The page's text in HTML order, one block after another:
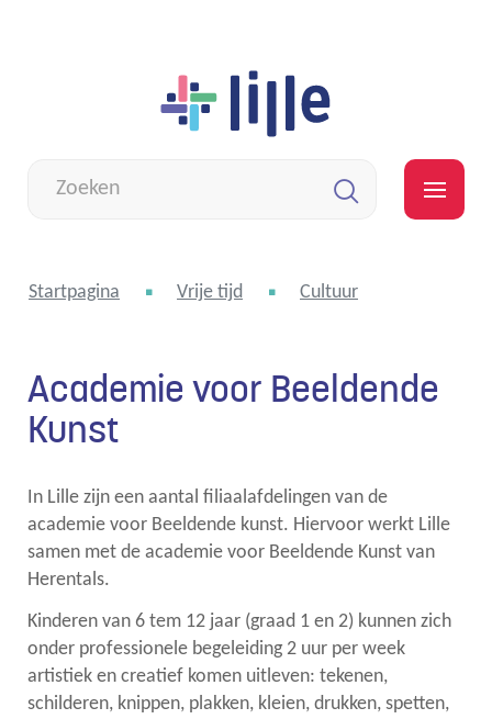
inhoud
zoek
Startpagina Vrije tijd Cultuur
Academie voor Beeldende
Kunst
In Lille zijn een aantal filiaalafdelingen van de
academie voor Beeldende kunst. Hiervoor werkt Lille
samen met de academie voor Beeldende Kunst van
Herentals.
Kinderen van 6 tem 12 jaar (graad 1 en 2) kunnen zich
onder professionele begeleiding 2 uur per week
artistiek en creatief komen uitleven: tekenen,
schilderen, knippen, plakken, kleien, drukken, spetten,